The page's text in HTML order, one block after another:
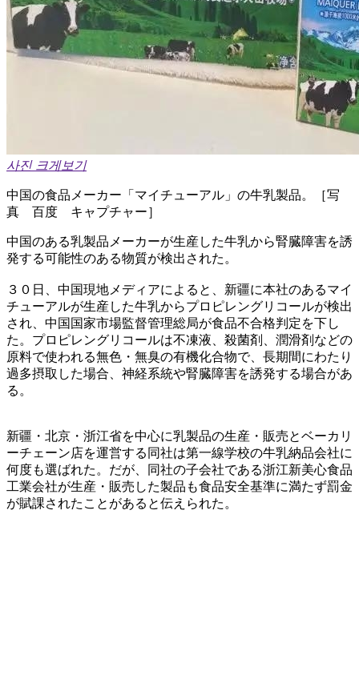
사진 크게보기
中国の食品メーカー「マイチューアル」の牛乳製品。［写
真 百度 キャプチャー］
中国のある乳製品メーカーが生産した牛乳から腎臓障害を誘
発する可能性のある物質が検出された。
３０日、中国現地メディアによると、新疆に本社のあるマイ
チューアルが生産した牛乳からプロピレングリコールが検出
され、中国国家市場監督管理総局が食品不合格判定を下し
た。プロピレングリコールは不凍液、殺菌剤、潤滑剤などの
原料で使われる無色・無臭の有機化合物で、長期間にわたり
過多摂取した場合、神経系統や腎臓障害を誘発する場合があ
る。
新疆・北京・浙江省を中心に乳製品の生産・販売とベーカリ
ーチェーン店を運営する同社は第一線学校の牛乳納品会社に
何度も選ばれた。だが、同社の子会社である浙江新美心食品
工業会社が生産・販売した製品も食品安全基準に満たず罰金
が賦課されたことがあると伝えられた。